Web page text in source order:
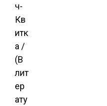
ч-
Кв
итк
а /
(В
лит
ер
ату